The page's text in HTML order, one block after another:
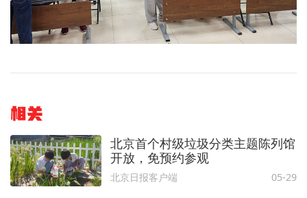
相关
北京首个村级垃圾分类主题陈列馆
开放，免预约参观
北京日报客户端 05-29